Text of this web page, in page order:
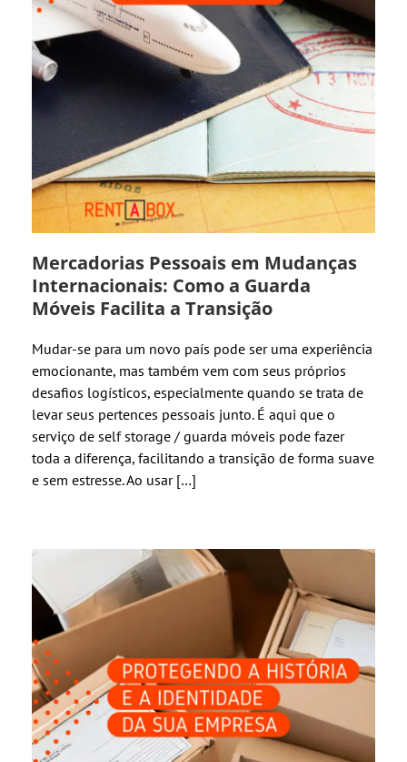
Mercadorias Pessoais em Mudanças
Internacionais: Como a Guarda
Móveis Facilita a Transição
Mudar-se para um novo país pode ser uma experiência
emocionante, mas também vem com seus próprios
desafios logísticos, especialmente quando se trata de
levar seus pertences pessoais junto. É aqui que o
serviço de self storage / guarda móveis pode fazer
toda a diferença, facilitando a transição de forma suave
e sem estresse. Ao usar […]